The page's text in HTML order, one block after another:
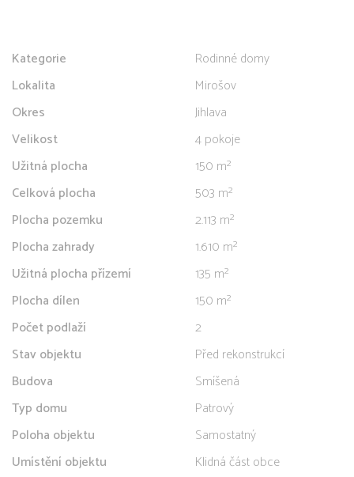
Kategorie
Rodinné domy
Lokalita
Mirošov
Okres
Jihlava
Velikost
4 pokoje
Užitná plocha
150 m²
Celková plocha
503 m²
Plocha pozemku
2.113 m²
Plocha zahrady
1.610 m²
Užitná plocha přízemí
135 m²
Plocha dílen
150 m²
Počet podlaží
2
Stav objektu
Před rekonstrukcí
Budova
Smíšená
Typ domu
Patrový
Poloha objektu
Samostatný
Umístění objektu
Klidná část obce